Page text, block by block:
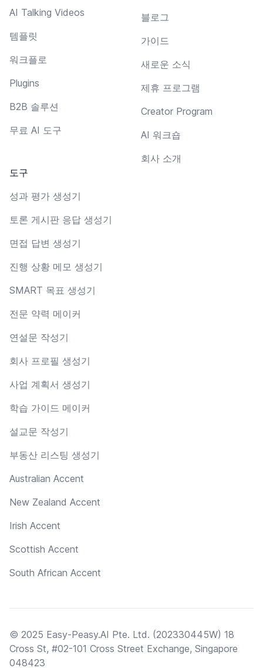
AI Talking Videos
템플릿
워크플로
Plugins
B2B 솔루션
무료 AI 도구
도구
성과 평가 생성기
토론 게시판 응답 생성기
면접 답변 생성기
진행 상황 메모 생성기
SMART 목표 생성기
전문 약력 메이커
연설문 작성기
회사 프로필 생성기
사업 계획서 생성기
학습 가이드 메이커
설교문 작성기
부동산 리스팅 생성기
Australian Accent
New Zealand Accent
Irish Accent
Scottish Accent
South African Accent
블로그
가이드
새로운 소식
제휴 프로그램
Creator Program
AI 워크숍
회사 소개
© 2025 Easy-Peasy.AI Pte. Ltd. (202330445W) 18
Cross St, #02-101 Cross Street Exchange, Singapore
048423